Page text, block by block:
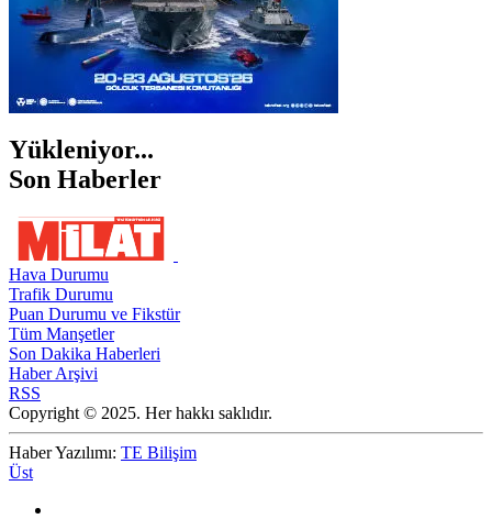
Yükleniyor...
Son Haberler
Hava Durumu
Trafik Durumu
Puan Durumu ve Fikstür
Tüm Manşetler
Son Dakika Haberleri
Haber Arşivi
RSS
Copyright © 2025. Her hakkı saklıdır.
Haber Yazılımı: TE Bilişim
Üst